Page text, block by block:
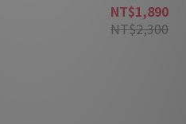
NT$1,890
NT$2,300